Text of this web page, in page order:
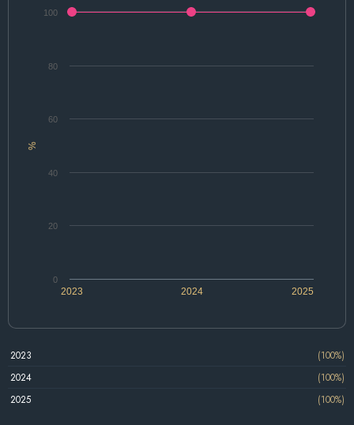
%
2023 2024 2025
0
20
40
60
80
100
2023
(100%)
2024
(100%)
2025
(100%)